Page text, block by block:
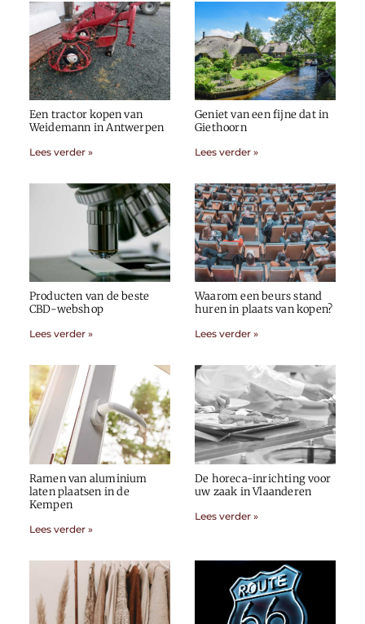
Een tractor kopen van
Weidemann in Antwerpen
Lees verder »
Geniet van een fijne dat in
Giethoorn
Lees verder »
Producten van de beste
CBD-webshop
Lees verder »
Waarom een beurs stand
huren in plaats van kopen?
Lees verder »
Ramen van aluminium
laten plaatsen in de
Kempen
Lees verder »
De horeca-inrichting voor
uw zaak in Vlaanderen
Lees verder »